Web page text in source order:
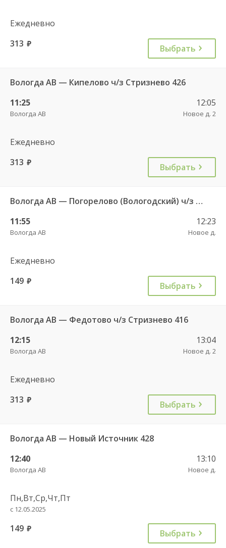
Ежедневно
313 руб. Выбрать
Вологда АВ — Кипелово ч/з Стризнево 426
11:25
Вологда АВ
12:05
Новое д. 2
Ежедневно
313 руб. Выбрать
Вологда АВ — Погорелово (Вологодский) ч/з Новый Источник 422
11:55
Вологда АВ
12:23
Новое д.
Ежедневно
149 руб. Выбрать
Вологда АВ — Федотово ч/з Стризнево 416
12:15
Вологда АВ
13:04
Новое д. 2
Ежедневно
313 руб. Выбрать
Вологда АВ — Новый Источник 428
12:40
Вологда АВ
13:10
Новое д.
Пн,Вт,Ср,Чт,Пт
с 12.05.2025
149 руб. Выбрать